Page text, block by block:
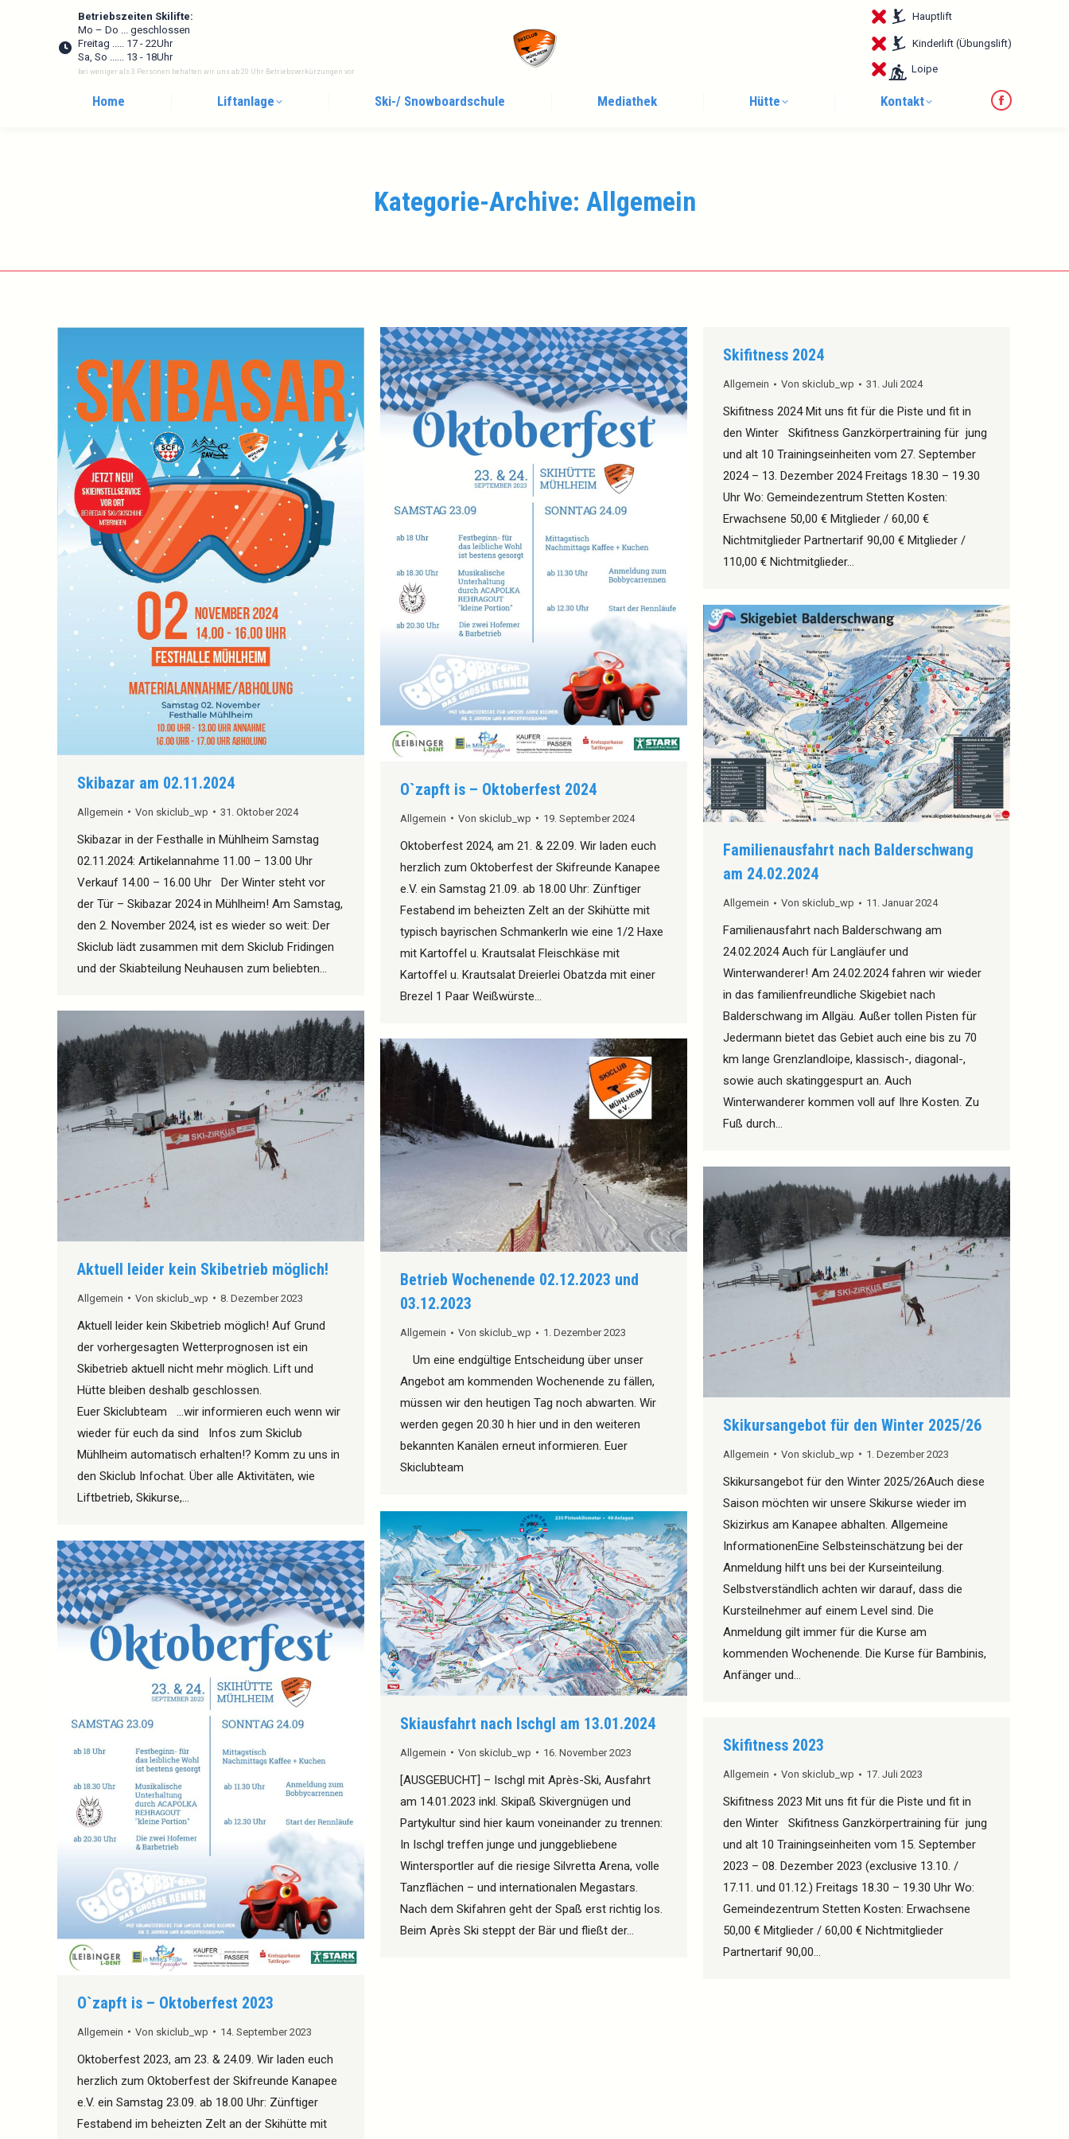
Betriebszeiten Skilifte:
Mo – Do ... geschlossen
Freitag ..... 17 - 22Uhr
Sa, So ...... 13 - 18Uhr
bei weniger als 3 Personen behalten wir uns ab 20 Uhr Betriebsverkürzungen vor
Hauptlift
Kinderlift (Übungslift)
Loipe
Home Liftanlage Ski-/ Snowboardschule Mediathek Hütte Kontakt
Facebook
Kategorie-Archive: Allgemein
Skibazar am 02.11.2024
Allgemein Von skiclub_wp 31. Oktober 2024
Skibazar in der Festhalle in Mühlheim Samstag
02.11.2024: Artikelannahme 11.00 – 13.00 Uhr
Verkauf 14.00 – 16.00 Uhr Der Winter steht vor
der Tür – Skibazar 2024 in Mühlheim! Am Samstag,
den 2. November 2024, ist es wieder so weit: Der
Skiclub lädt zusammen mit dem Skiclub Fridingen
und der Skiabteilung Neuhausen zum beliebten…
O`zapft is – Oktoberfest 2024
Allgemein Von skiclub_wp 19. September 2024
Oktoberfest 2024, am 21. & 22.09. Wir laden euch
herzlich zum Oktoberfest der Skifreunde Kanapee
e.V. ein Samstag 21.09. ab 18.00 Uhr: Zünftiger
Festabend im beheizten Zelt an der Skihütte mit
typisch bayrischen Schmankerln wie eine 1/2 Haxe
mit Kartoffel u. Krautsalat Fleischkäse mit
Kartoffel u. Krautsalat Dreierlei Obatzda mit einer
Brezel 1 Paar Weißwürste…
Skifitness 2024
Allgemein Von skiclub_wp 31. Juli 2024
Skifitness 2024 Mit uns fit für die Piste und fit in
den Winter Skifitness Ganzkörpertraining für jung
und alt 10 Trainingseinheiten vom 27. September
2024 – 13. Dezember 2024 Freitags 18.30 – 19.30
Uhr Wo: Gemeindezentrum Stetten Kosten:
Erwachsene 50,00 € Mitglieder / 60,00 €
Nichtmitglieder Partnertarif 90,00 € Mitglieder /
110,00 € Nichtmitglieder…
Familienausfahrt nach Balderschwang
am 24.02.2024
Allgemein Von skiclub_wp 11. Januar 2024
Familienausfahrt nach Balderschwang am
24.02.2024 Auch für Langläufer und
Winterwanderer! Am 24.02.2024 fahren wir wieder
in das familienfreundliche Skigebiet nach
Balderschwang im Allgäu. Außer tollen Pisten für
Jedermann bietet das Gebiet auch eine bis zu 70
km lange Grenzlandloipe, klassisch-, diagonal-,
sowie auch skatinggespurt an. Auch
Winterwanderer kommen voll auf Ihre Kosten. Zu
Fuß durch…
Aktuell leider kein Skibetrieb möglich!
Allgemein Von skiclub_wp 8. Dezember 2023
Aktuell leider kein Skibetrieb möglich! Auf Grund
der vorhergesagten Wetterprognosen ist ein
Skibetrieb aktuell nicht mehr möglich. Lift und
Hütte bleiben deshalb geschlossen.
Euer Skiclubteam …wir informieren euch wenn wir
wieder für euch da sind Infos zum Skiclub
Mühlheim automatisch erhalten!? Komm zu uns in
den Skiclub Infochat. Über alle Aktivitäten, wie
Liftbetrieb, Skikurse,…
Betrieb Wochenende 02.12.2023 und
03.12.2023
Allgemein Von skiclub_wp 1. Dezember 2023
Um eine endgültige Entscheidung über unser
Angebot am kommenden Wochenende zu fällen,
müssen wir den heutigen Tag noch abwarten. Wir
werden gegen 20.30 h hier und in den weiteren
bekannten Kanälen erneut informieren. Euer
Skiclubteam
Skikursangebot für den Winter 2025/26
Allgemein Von skiclub_wp 1. Dezember 2023
Skikursangebot für den Winter 2025/26Auch diese
Saison möchten wir unsere Skikurse wieder im
Skizirkus am Kanapee abhalten. Allgemeine
InformationenEine Selbsteinschätzung bei der
Anmeldung hilft uns bei der Kurseinteilung.
Selbstverständlich achten wir darauf, dass die
Kursteilnehmer auf einem Level sind. Die
Anmeldung gilt immer für die Kurse am
kommenden Wochenende. Die Kurse für Bambinis,
Anfänger und…
Skiausfahrt nach Ischgl am 13.01.2024
Allgemein Von skiclub_wp 16. November 2023
[AUSGEBUCHT] – Ischgl mit Après-Ski, Ausfahrt
am 14.01.2023 inkl. Skipaß Skivergnügen und
Partykultur sind hier kaum voneinander zu trennen:
In Ischgl treffen junge und junggebliebene
Wintersportler auf die riesige Silvretta Arena, volle
Tanzflächen – und internationalen Megastars.
Nach dem Skifahren geht der Spaß erst richtig los.
Beim Après Ski steppt der Bär und fließt der…
O`zapft is – Oktoberfest 2023
Allgemein Von skiclub_wp 14. September 2023
Oktoberfest 2023, am 23. & 24.09. Wir laden euch
herzlich zum Oktoberfest der Skifreunde Kanapee
e.V. ein Samstag 23.09. ab 18.00 Uhr: Zünftiger
Festabend im beheizten Zelt an der Skihütte mit
Skifitness 2023
Allgemein Von skiclub_wp 17. Juli 2023
Skifitness 2023 Mit uns fit für die Piste und fit in
den Winter Skifitness Ganzkörpertraining für jung
und alt 10 Trainingseinheiten vom 15. September
2023 – 08. Dezember 2023 (exclusive 13.10. /
17.11. und 01.12.) Freitags 18.30 – 19.30 Uhr Wo:
Gemeindezentrum Stetten Kosten: Erwachsene
50,00 € Mitglieder / 60,00 € Nichtmitglieder
Partnertarif 90,00…
in